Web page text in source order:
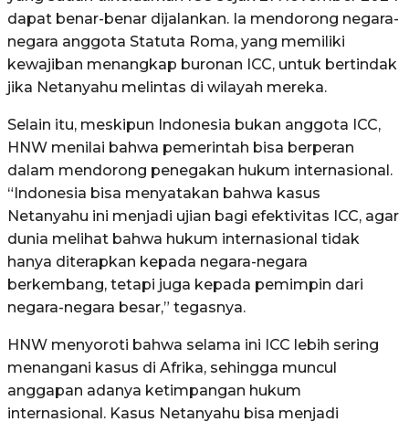
dapat benar-benar dijalankan. Ia mendorong negara-
negara anggota Statuta Roma, yang memiliki
kewajiban menangkap buronan ICC, untuk bertindak
jika Netanyahu melintas di wilayah mereka.
Selain itu, meskipun Indonesia bukan anggota ICC,
HNW menilai bahwa pemerintah bisa berperan
dalam mendorong penegakan hukum internasional.
“Indonesia bisa menyatakan bahwa kasus
Netanyahu ini menjadi ujian bagi efektivitas ICC, agar
dunia melihat bahwa hukum internasional tidak
hanya diterapkan kepada negara-negara
berkembang, tetapi juga kepada pemimpin dari
negara-negara besar,” tegasnya.
HNW menyoroti bahwa selama ini ICC lebih sering
menangani kasus di Afrika, sehingga muncul
anggapan adanya ketimpangan hukum
internasional. Kasus Netanyahu bisa menjadi